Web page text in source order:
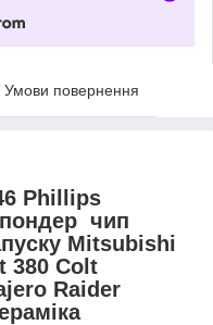
Умови повернення
Phillips
чип
Mitsubishi
380 Colt
Raider